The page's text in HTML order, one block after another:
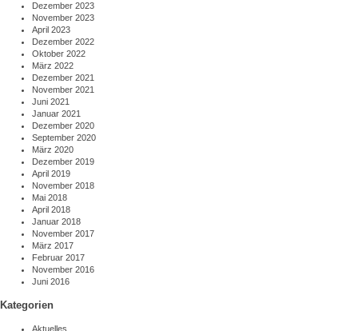
Dezember 2023
November 2023
April 2023
Dezember 2022
Oktober 2022
März 2022
Dezember 2021
November 2021
Juni 2021
Januar 2021
Dezember 2020
September 2020
März 2020
Dezember 2019
April 2019
November 2018
Mai 2018
April 2018
Januar 2018
November 2017
März 2017
Februar 2017
November 2016
Juni 2016
Kategorien
Aktuelles